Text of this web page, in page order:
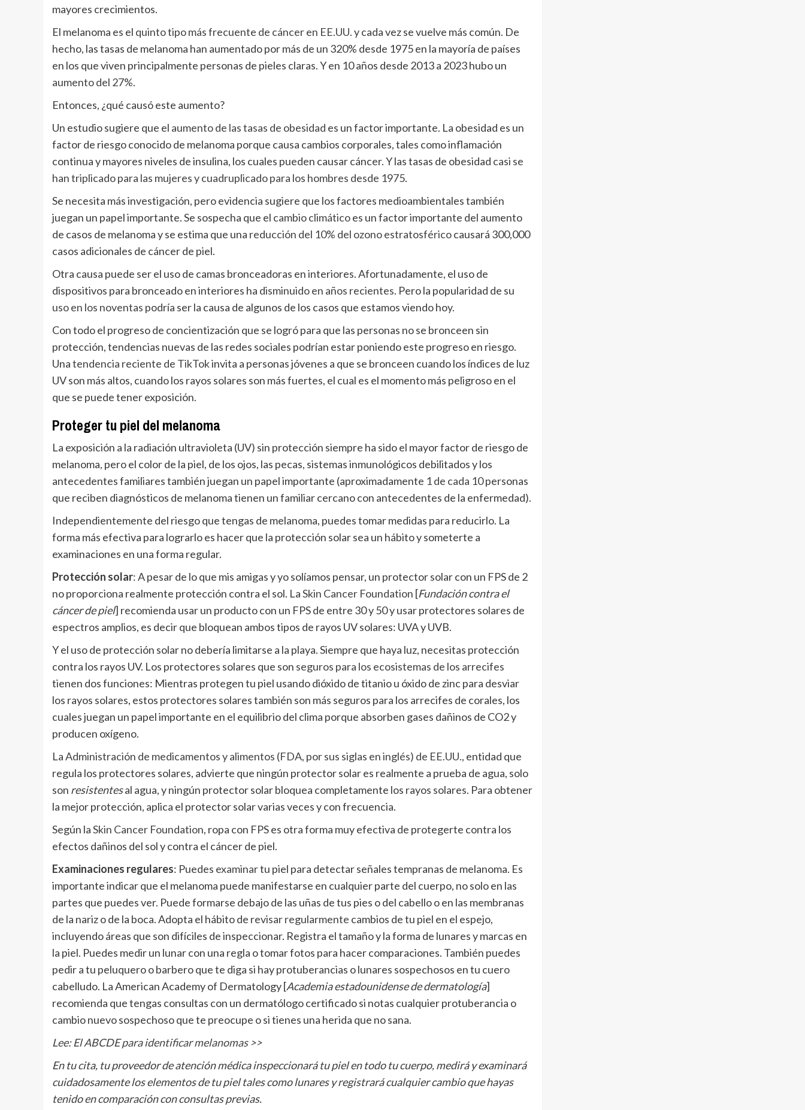
mayores crecimientos.
El melanoma es el quinto tipo más frecuente de cáncer en EE.UU.y cada vez se vuelve más común. De
hecho, las tasas de melanoma han aumentado por más de un 320% desde 1975 en la mayoría de países
en los que viven principalmente personas de pieles claras. Y en 10 años desde 2013 a 2023 hubo un
aumento del 27%.
Entonces, ¿qué causó este aumento?
Un estudio sugiere que el aumento de las tasas de obesidad es un factor importante. La obesidad es un
factor de riesgo conocido de melanoma porque causa cambios corporales, tales como inflamación
continua y mayores niveles de insulina, los cuales pueden causar cáncer. Y las tasas de obesidad casi se
han triplicado para las mujeres y cuadruplicado para los hombres desde 1975.
Se necesita más investigación, pero evidencia sugiere que los factores medioambientales también
juegan un papel importante. Se sospecha que el cambio climáticoes un factor importante del aumento
de casos de melanoma y se estima que una reducción del 10% del ozono estratosféricocausará 300,000
casos adicionales de cáncer de piel.
Otra causa puede ser el uso de camas bronceadoras en interiores. Afortunadamente, el uso de
dispositivos para bronceado en interiores ha disminuido en años recientes. Pero la popularidad de su
uso en los noventas podría ser la causa de algunos de los casos que estamos viendo hoy.
Con todo el progreso de concientización que se logró para que las personas no se bronceen sin
protección, tendencias nuevas de las redes sociales podrían estar poniendo este progreso en riesgo.
Unatendencia reciente de TikTokinvita a personas jóvenes a que se bronceen cuando los índices de luz
UV son más altos, cuando los rayos solares son más fuertes, el cual es el momento más peligroso en el
que se puede tener exposición.
Proteger tu piel del melanoma
La exposición a la radiación ultravioleta (UV) sin protección siempre ha sido el mayor factor de riesgo de
melanoma, pero el color de la piel, de los ojos, las pecas, sistemas inmunológicos debilitados y los
antecedentes familiares también juegan un papel importante (aproximadamente 1 de cada 10personas
que reciben diagnósticos de melanoma tienen un familiar cercano con antecedentes de la enfermedad).
Independientemente del riesgo que tengas de melanoma, puedes tomar medidas para reducirlo. La
forma más efectiva para lograrlo es hacer que la protección solar sea un hábito y someterte a
examinaciones en una forma regular.
Protección solar: A pesar de lo que mis amigas y yo solíamos pensar, un protector solar con un FPS de 2
no proporciona realmente protección contra el sol. LaSkin Cancer Foundation [Fundación contra el
cáncer de piel] recomienda usar un producto con un FPS de entre 30 y 50 y usar protectores solares de
espectros amplios, es decir que bloquean ambos tipos de rayos UV solares: UVA y UVB.
Y el uso de protección solar no debería limitarse a la playa. Siempre que haya luz, necesitas protección
contra los rayos UV. Los protectores solares que son seguros para los ecosistemas de los arrecifes
tienen dos funciones: Mientras protegen tu piel usando dióxido de titanio u óxido de zinc para desviar
los rayos solares, estos protectores solares también son más seguros para los arrecifes de corales, los
cuales juegan un papel importante en el equilibrio del clima porque absorben gases dañinos de CO2 y
producen oxígeno.
LaAdministración de medicamentos y alimentos (FDA, por sus siglas en inglés) de EE.UU., entidad que
regula los protectores solares, advierte que ningún protector solar es realmente a prueba de agua, solo
son resistentesal agua, y ningún protector solar bloquea completamente los rayos solares. Para obtener
la mejor protección, aplica el protector solar varias veces y con frecuencia.
Según laSkin Cancer Foundation, ropa con FPS es otra forma muy efectiva de protegerte contra los
efectos dañinos del sol y contra el cáncer de piel.
Examinaciones regulares: Puedes examinartu piel para detectar señales tempranas de melanoma. Es
importante indicar que el melanoma puede manifestarse en cualquier parte del cuerpo, no solo en las
partes que puedes ver. Puede formarse debajo de las uñas de tus pies o del cabello o en las membranas
de la nariz o de la boca. Adopta el hábito de revisar regularmente cambios de tu piel en el espejo,
incluyendo áreas que son difíciles de inspeccionar. Registra el tamaño y la forma de lunares y marcas en
la piel. Puedes medir un lunar con una regla o tomar fotos para hacer comparaciones. También puedes
pedir a tu peluquero o barbero que te diga si hay protuberancias o lunares sospechosos en tu cuero
cabelludo. La American Academy of Dermatology [Academia estadounidense de dermatología]
recomienda que tengas consultas con un dermatólogo certificado si notas cualquier protuberancia o
cambio nuevo sospechoso que te preocupe o si tienes una herida que no sana.
Lee: El ABCDE para identificar melanomas >>
En tu cita, tu proveedor de atención médica inspeccionará tu piel en todo tu cuerpo, medirá y examinará
cuidadosamente los elementos de tu piel tales como lunares y registrará cualquier cambio que hayas
tenido en comparación con consultas previas.